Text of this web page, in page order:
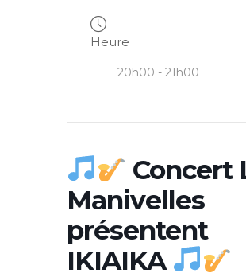
Heure
20h00 - 21h00
Concert
Manivelles
présentent
IKIAIKA